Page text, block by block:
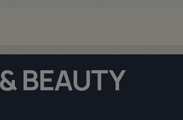
BEAUTY